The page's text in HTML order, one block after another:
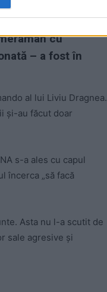
Tot
cu
– a fost în
al lui Liviu Dragnea.
și-au făcut doar
s-a ales cu capul
încerca „să facă
Asta nu l-a scutit de
sale agresive și